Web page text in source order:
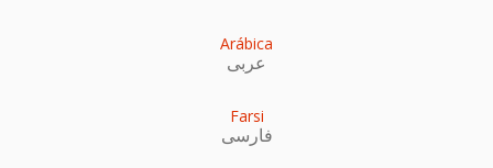
Arábica
عربى
Farsi
فارسی